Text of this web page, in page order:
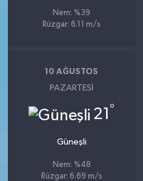
Nem: %39
Rüzgar: 6.11 m/s
10 AĞUSTOS
PAZARTESI
21 °
Güneşli
Nem: %48
Rüzgar: 6.69 m/s